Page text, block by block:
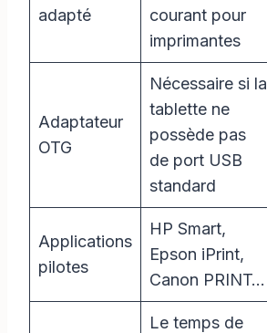
adapté
courant pour
imprimantes
Adaptateur
OTG
Nécessaire si la
tablette ne
possède pas
de port USB
standard
Applications
pilotes
HP Smart,
Epson iPrint,
Canon PRINT…
Le temps de